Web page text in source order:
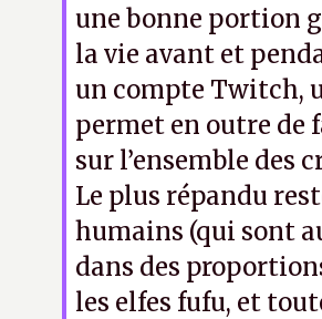
une bonne portion
la vie avant et
un compte Twitch,
permet en outre de
sur l’ensemble des
Le plus répandu
humains (qui sont
dans des
les elfes fufu, et